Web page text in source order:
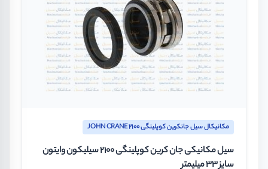
مکانیکال سیل جانکرین کوپلینگی JOHN CRANE 2100
سیل مکانیکی جان کرین کوپلینگی 2100 سیلیکون وایتون
سایز 33 میلیمتر